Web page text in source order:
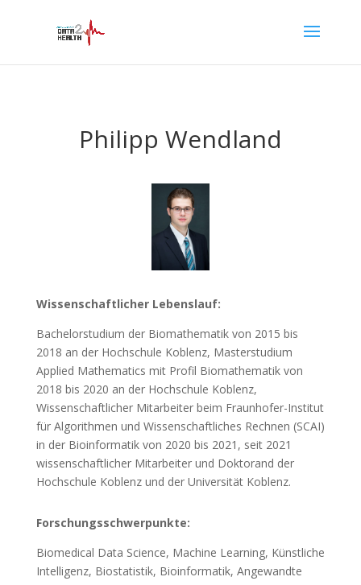
Philipp Wendland
Wissenschaftlicher Lebenslauf:
Bachelorstudium der Biomathematik von 2015 bis
2018 an der Hochschule Koblenz, Masterstudium
Applied Mathematics mit Profil Biomathematik von
2018 bis 2020 an der Hochschule Koblenz,
Wissenschaftlicher Mitarbeiter beim Fraunhofer-Institut
für Algorithmen und Wissenschaftliches Rechnen (SCAI)
in der Bioinformatik von 2020 bis 2021, seit 2021
wissenschaftlicher Mitarbeiter und Doktorand der
Hochschule Koblenz und der Universität Koblenz.
Forschungsschwerpunkte:
Biomedical Data Science, Machine Learning, Künstliche
Intelligenz, Biostatistik, Bioinformatik, Angewandte